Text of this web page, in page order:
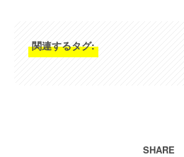
関連するタグ:
SHARE